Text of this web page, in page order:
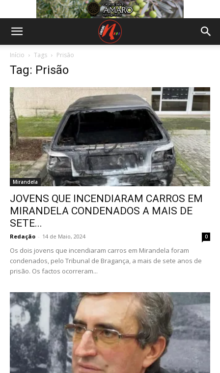
Início Tags Prisão
Tag: Prisão
Mirandela
JOVENS QUE INCENDIARAM CARROS EM
MIRANDELA CONDENADOS A MAIS DE
SETE...
Redação - 14 de Maio, 2024 0
Os dois jovens que incendiaram carros em Mirandela foram
condenados, pelo Tribunal de Bragança, a mais de sete anos de
prisão. Os factos ocorreram...